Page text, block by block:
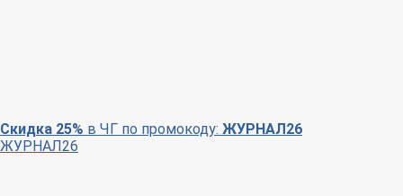
Скидка 25% в ЧГ по промокоду: ЖУРНАЛ26
ЖУРНАЛ26